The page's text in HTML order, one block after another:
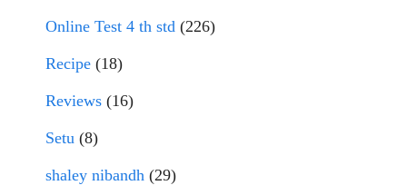
Online Test 4 th std (226)
Recipe (18)
Reviews (16)
Setu (8)
shaley nibandh (29)